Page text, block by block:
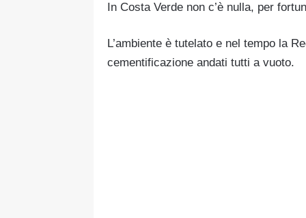
In Costa Verde non c’è nulla, per
L’ambiente è tutelato e nel tempo la
cementificazione andati tutti a vuoto.